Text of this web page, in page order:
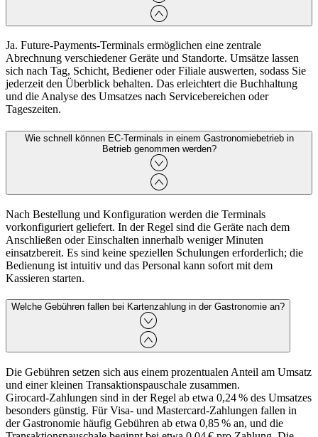
Ja. Future‑Payments‑Terminals ermöglichen eine zentrale
Abrechnung verschiedener Geräte und Standorte. Umsätze lassen
sich nach Tag, Schicht, Bediener oder Filiale auswerten, sodass Sie
jederzeit den Überblick behalten. Das erleichtert die Buchhaltung
und die Analyse des Umsatzes nach Servicebereichen oder
Tageszeiten.
Wie schnell können EC‑Terminals in einem Gastronomiebetrieb in
Betrieb genommen werden?
Nach Bestellung und Konfiguration werden die Terminals
vorkonfiguriert geliefert. In der Regel sind die Geräte nach dem
Anschließen oder Einschalten innerhalb weniger Minuten
einsatzbereit. Es sind keine speziellen Schulungen erforderlich; die
Bedienung ist intuitiv und das Personal kann sofort mit dem
Kassieren starten.
Welche Gebühren fallen bei Kartenzahlung in der Gastronomie an?
Die Gebühren setzen sich aus einem prozentualen Anteil am Umsatz
und einer kleinen Transaktionspauschale zusammen.
Girocard‑Zahlungen sind in der Regel ab etwa 0,24 % des Umsatzes
besonders günstig. Für Visa‑ und Mastercard‑Zahlungen fallen in
der Gastronomie häufig Gebühren ab etwa 0,85 % an, und die